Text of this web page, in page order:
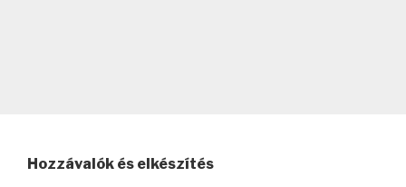
Hozzávalók és elkészítés